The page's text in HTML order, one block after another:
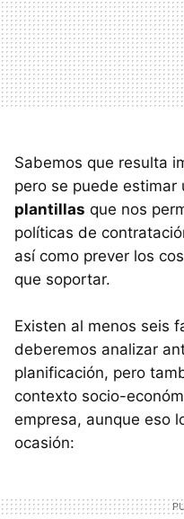
Sabemos que resulta
pero se puede estimar
plantillas que nos
políticas de
así como prever los
que soportar.
Existen al menos seis
deberemos analizar
planificación, pero
contexto socio-
empresa, aunque eso
ocasión: